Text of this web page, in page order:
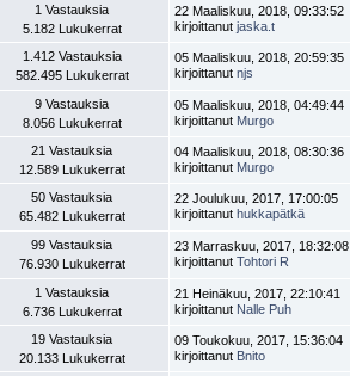
1 Vastauksia
5.182 Lukukerrat
22 Maaliskuu, 2018, 09:33:52
kirjoittanutjaska.t
1.412 Vastauksia
582.495 Lukukerrat
05 Maaliskuu, 2018, 20:59:35
kirjoittanutnjs
9 Vastauksia
8.056 Lukukerrat
05 Maaliskuu, 2018, 04:49:44
kirjoittanut Murgo
21 Vastauksia
12.589 Lukukerrat
04 Maaliskuu, 2018, 08:30:36
kirjoittanut Murgo
50 Vastauksia
65.482 Lukukerrat
22 Joulukuu, 2017, 17:00:05
kirjoittanuthukkapätkä
99 Vastauksia
76.930 Lukukerrat
23 Marraskuu, 2017, 18:32:08
kirjoittanutTohtori R
1 Vastauksia
6.736 Lukukerrat
21 Heinäkuu, 2017, 22:10:41
kirjoittanut Nalle Puh
19 Vastauksia
20.133 Lukukerrat
09 Toukokuu, 2017, 15:36:04
kirjoittanut Bnito